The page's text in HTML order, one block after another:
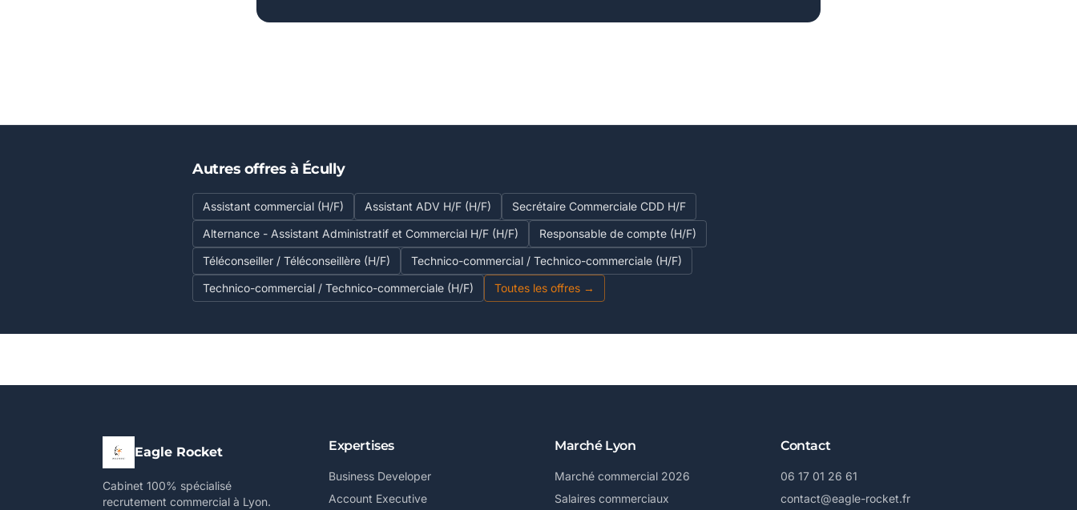
Autres offres à Écully
Assistant commercial (H/F) Assistant ADV H/F (H/F)
Secrétaire Commerciale CDD H/F
Alternance - Assistant Administratif et Commercial H/F (H/F)
Responsable de compte (H/F)
Téléconseiller / Téléconseillère (H/F)
Technico-commercial / Technico-commerciale (H/F)
Technico-commercial / Technico-commerciale (H/F)
Toutes les offres →
Eagle Rocket
Cabinet 100% spécialisé
recrutement commercial à Lyon.
Expertises
Business Developer
Account Executive
Marché Lyon
Marché commercial 2026
Salaires commerciaux
Contact
06 17 01 26 61
contact@eagle-rocket.fr